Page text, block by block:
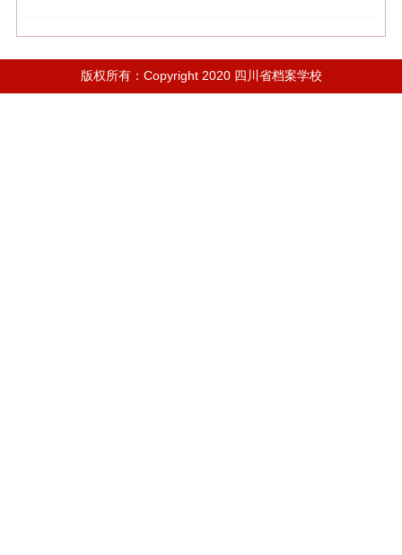
版权所有：Copyright 2020 四川省档案学校